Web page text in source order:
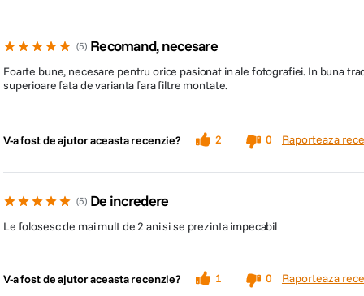
5 Recomand, necesare
Foarte bune, necesare pentru orice pasionat in ale fotografiei. In buna
superioare fata de varianta fara filtre montate.
V-a fost de ajutor aceasta recenzie? 2 0 Raporteaza
5 De incredere
Le folosesc de mai mult de 2 ani si se prezinta impecabil
V-a fost de ajutor aceasta recenzie? 1 0 Raporteaza